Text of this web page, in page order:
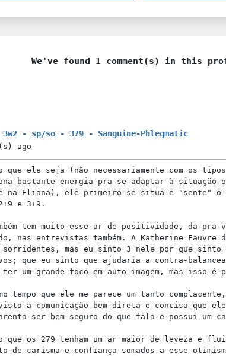
We've found 1 comment(s) in this
3w2 - sp/so - 379 - Sanguine-Phlegmatic
ago
que ele seja (não necessariamente com os
bastante energia pra se adaptar à situação
na Eliana), ele primeiro se situa e "sente" o
e 3+9.
tem muito esse ar de positividade, da pra
nas entrevistas também. A Katherine Fauvre
sorridentes, mas eu sinto 3 nele por que sinto
que eu sinto que ajudaria a contra-
ter um grande foco em auto-imagem, mas isso
tempo que ele me parece um tanto
a comunicação bem direta e concisa que
ser bem seguro do que fala e possui um
que os 279 tenham um ar maior de leveza e
de carisma e confiança somados a esse